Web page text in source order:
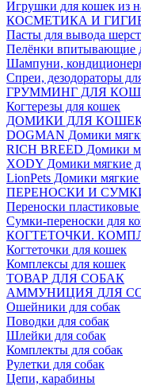
Игрушки для кошек из
КОСМЕТИКА И
Пасты для вывода
Пелёнки впитывающие
Шампуни,
Спреи, дезодораторы
ГРУММИНГ ДЛЯ
Когтерезы для кошек
ДОМИКИ ДЛЯ
DOGMAN Домики
RICH BREED Домики
XODY Домики мягкие
LionPets Домики мягкие
ПЕРЕНОСКИ И
Переноски
Сумки-переноски для
КОГТЕТОЧКИ.
Когтеточки для кошек
Комплексы для кошек
ТОВАР ДЛЯ СОБАК
АММУНИЦИЯ ДЛЯ
Ошейники для собак
Поводки для собак
Шлейки для собак
Комплекты для собак
Рулетки для собак
Цепи, карабины